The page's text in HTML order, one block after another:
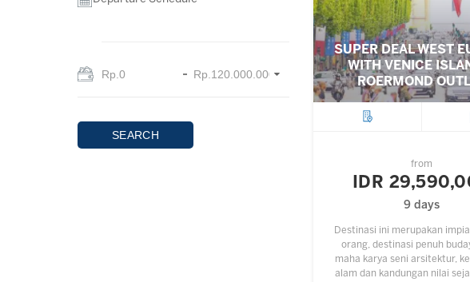
SEARCH
SUPER DEAL WEST
WITH VENICE
ROERMOND
from
IDR
9 days
Destinasi ini merupakan
orang, destinasi penuh
maha karya seni arsitektur,
alam dan kandungan nilai